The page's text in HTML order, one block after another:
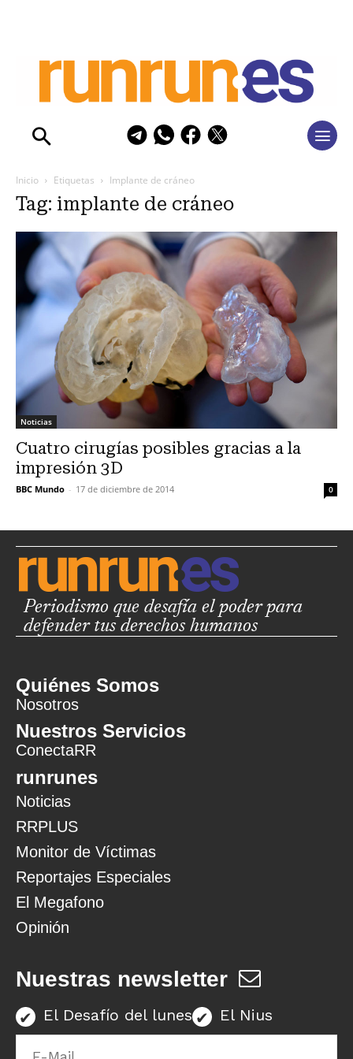
Inicio Etiquetas Implante de cráneo
Tag: implante de cráneo
Noticias
Cuatro cirugías posibles gracias a la
impresión 3D
BBC Mundo - 17 de diciembre de 2014 0
Periodismo que desafía el poder para
defender tus derechos humanos
Quiénes Somos
Nosotros
Nuestros Servicios
ConectaRR
runrunes
Noticias
RRPLUS
Monitor de Víctimas
Reportajes Especiales
El Megafono
Opinión
Nuestras newsletter
El Desafío del lunes El Nius